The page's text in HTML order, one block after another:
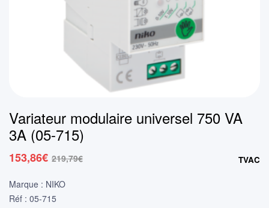
Variateur modulaire universel 750 VA
3A (05-715)
219,79€
prix
initial
153,86€
prix
actuel
TVAC
Marque : NIKO
Réf : 05-715